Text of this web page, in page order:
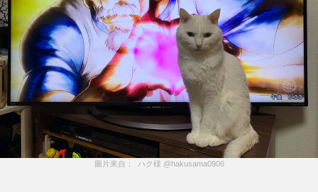
圖片來自：  ハク様 @hakusama0906